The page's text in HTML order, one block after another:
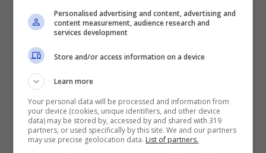
Nonostante i funzionari cinesi abbiano
attribuito tali risultati a una
segnalato il caso, sia alla WADA che
all’ente governativo del nuoto World
Aquatics (precedentemente noto come
Personalised advertising and content, advertising and
content measurement, audience research and
services development
Store and/or access information on a device
Learn more
Your personal data will be processed and information from
your device (cookies, unique identifiers, and other device
data) may be stored by, accessed by and shared with 319
partners, or used specifically by this site. We and our partners
may use precise geolocation data. List of partners.